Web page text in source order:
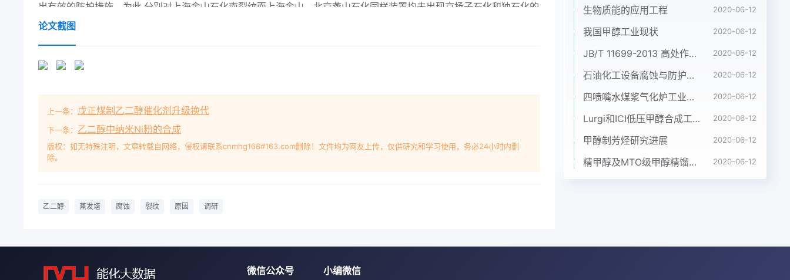
出有效的防护措施。为此,分别对上海金山石化南裂纹而上海金山、北京燕山石化同样装置均未出现京扬子石化和独石化的
乙二醇装置进行了详细的现裂纹因此,对设备使用历史情况、裂纹形貌、工艺腐场调研取得了大量的现场资料和相关厂家的
料敏化和独石化乙二醇蒸发塔2000年以前用碳钢A-应力的情况下,采用贴补的方法隔绝腐蚀介质是防516Gr60(ASTM)制
用材及工艺操作条件设计公司(SD公司)氧气直接氧化法的专利技术,在项目工艺上的主要差别是在吸收乙二醇的有无工艺水
处设备编号规格壁厚材质温度压力理上。表1是三者工艺水处理对比情况。mmC MPa从表1可以看出,扬子石化的工艺水pH
波动中国煤化工r8N91820.906较大独石化工艺水pH控制较好,但全国生产乙二CNMHGOCrI8NI9 164 0.537醇的装置目
前仅在扬子石化和独山子石化发现这种T-53341400×143500Cr18Ni91500.326T-534中1700×149508收稿日期:2004-
效蒸发器T-531塔的上下封头与筒体的环焊缝热项目晶间腐蚀应力腐蚀断裂影响区发现有纵向密集的微裂纹存在。表面着
的防腐涂层产生1、晶界由于受热或受力发生1、存在应力,特别是拉应基本完好。203年6月乙烯检修,重点对乙二醇蒸条件
论文截图
上一条： 戊正煤制乙二醇催化剂升级换代
下一条： 乙二醇中纳米Ni粉的合成
版权：如无特殊注明，文章转载自网络，侵权请联系cnmhg168#163.com删除！文件均为网友上传，仅供研究和学习使用，务必24小时内删
除。
乙二醇 蒸发塔 腐蚀 裂纹 原因 调研
生物质能的应用工程 2020-06-12
我国甲醇工业现状 2020-06-12
JB/T 11699-2013 高处作业吊篮安装、拆卸、使用技术规程 2020-06-12
石油化工设备腐蚀与防护参考书十本免费下载，绝版珍藏 2020-06-12
四喷嘴水煤浆气化炉工业应用情况简介 2020-06-12
Lurgi和ICI低压甲醇合成工艺比较 2020-06-12
甲醇制芳烃研究进展 2020-06-12
精甲醇及MTO级甲醇精馏工艺技术进展 2020-06-12
微信公众号 小编微信